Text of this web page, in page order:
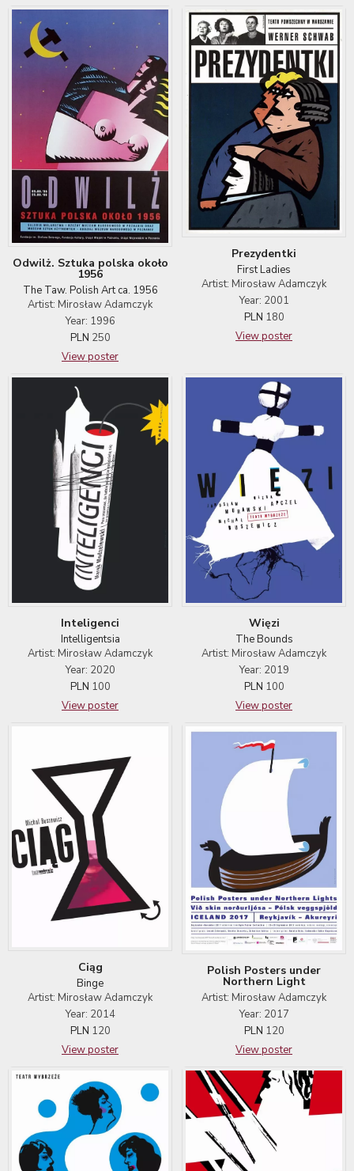
Odwilż. Sztuka polska około
1956
The Taw. Polish Art ca. 1956
Artist: Mirosław Adamczyk
Year: 1996
PLN 250
View poster
Prezydentki
First Ladies
Artist: Mirosław Adamczyk
Year: 2001
PLN 180
View poster
Inteligenci
Intelligentsia
Artist: Mirosław Adamczyk
Year: 2020
PLN 100
View poster
Więzi
The Bounds
Artist: Mirosław Adamczyk
Year: 2019
PLN 100
View poster
Ciąg
Binge
Artist: Mirosław Adamczyk
Year: 2014
PLN 120
View poster
Polish Posters under
Northern Light
Artist: Mirosław Adamczyk
Year: 2017
PLN 120
View poster